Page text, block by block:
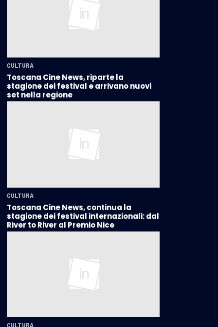
CULTURA
Toscana Cine News, riparte la
stagione dei festival e arrivano nuovi
set nella regione
CULTURA
Toscana Cine News, continua la
stagione dei festival internazionali: dal
River to River al Premio Nice
CULTURA